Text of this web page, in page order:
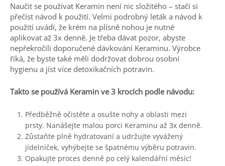
Naučit se používat Keramin není nic složitého – stačí si
přečíst návod k použití. Velmi podrobný leták a návod k
použití uvádí, že krém na plísně nohou je nutné
aplikovat až 3x denně. Je třeba dávat pozor, abyste
nepřekročili doporučené dávkování Keraminu. Výrobce
říká, že byste také měli dodržovat dobrou osobní
hygienu a jíst více detoxikačních potravin.
Takto se používá Keramin ve 3 krocích podle návodu:
Předběžně očistěte a osušte nohy a oblasti mezi
prsty. Nanášejte malou porci Keraminu až 3x denně.
Zůstaňte plně hydratovaní a udržujte vyvážený
jídelníček, vyhýbejte se špatnému výběru potravin.
Opakujte proces denně po celý kalendářní měsíc!